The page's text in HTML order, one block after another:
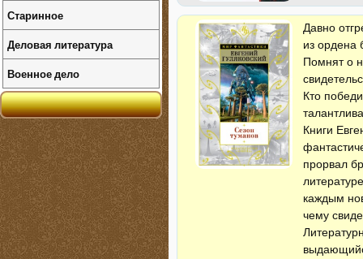
Давно
из ордена
Помнят о
Кто
Книги
прорвал
каждым
чему
Старинное
Деловая литература
Военное дело